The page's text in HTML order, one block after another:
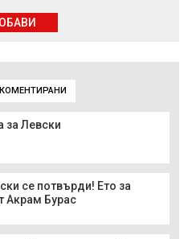
за Левски
се потвърди! Ето за
Акрам Бурас